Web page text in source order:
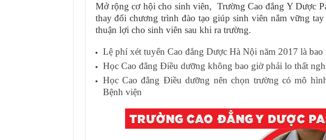
Mở rộng cơ hội cho sinh viên, Trường Cao đẳng Y Dược
thay đổi chương trình đào tạo giúp sinh viên nắm vững
thuận lợi cho sinh viên sau khi ra trường.
Lệ phí xét tuyển Cao đẳng Dược Hà Nội năm 2017 là bao
Học Cao đẳng Điều dưỡng không bao giờ phải lo thất
Học Cao đẳng Điều dưỡng nên chọn trường có mô
Bệnh viện